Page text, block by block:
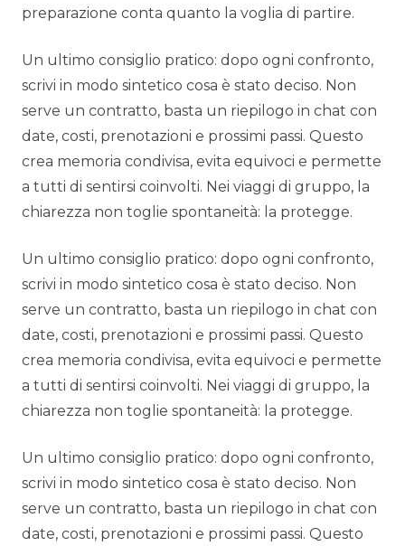
preparazione conta quanto la voglia di partire.
Un ultimo consiglio pratico: dopo ogni confronto,
scrivi in modo sintetico cosa è stato deciso. Non
serve un contratto, basta un riepilogo in chat con
date, costi, prenotazioni e prossimi passi. Questo
crea memoria condivisa, evita equivoci e permette
a tutti di sentirsi coinvolti. Nei viaggi di gruppo, la
chiarezza non toglie spontaneità: la protegge.
Un ultimo consiglio pratico: dopo ogni confronto,
scrivi in modo sintetico cosa è stato deciso. Non
serve un contratto, basta un riepilogo in chat con
date, costi, prenotazioni e prossimi passi. Questo
crea memoria condivisa, evita equivoci e permette
a tutti di sentirsi coinvolti. Nei viaggi di gruppo, la
chiarezza non toglie spontaneità: la protegge.
Un ultimo consiglio pratico: dopo ogni confronto,
scrivi in modo sintetico cosa è stato deciso. Non
serve un contratto, basta un riepilogo in chat con
date, costi, prenotazioni e prossimi passi. Questo